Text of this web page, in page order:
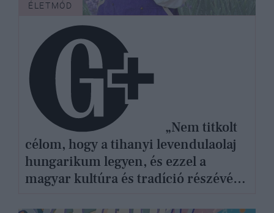
ÉLETMÓD
célom, hogy a tihanyi levendulaolaj
hungarikum legyen, és ezzel a
magyar kultúra és tradíció részévé